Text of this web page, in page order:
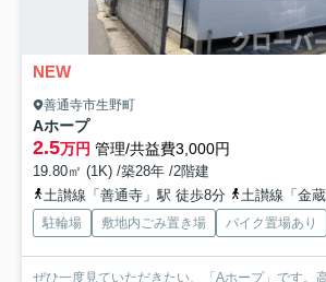
NEW
善通寺市生野町
Aホープ
2.5万円 管理/共益費3,000円
19.80㎡ (1K) /築28年 /2階建
土讃線「善通寺」駅 徒歩8分
土讃線「金
駐輪場 敷地内ごみ置き場 バイク置場あり
ぜひ一度見ていただきたい、「Aホープ」です。